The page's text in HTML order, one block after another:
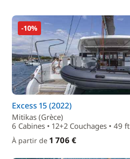
-10%
Excess 15 (2022)
Mitikas (Grèce)
6 Cabines • 12+2 Couchages • 49 ft
À partir de 1 706 €